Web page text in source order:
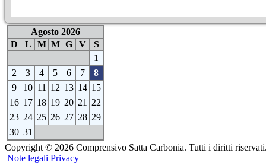
Agosto 2026
D
L M M G V
S
1
2
3 4 5 6 7
8
9
10 11 12 13 14 15
16 17 18 19 20 21
22
23 24 25 26 27 28 29
30 31
Copyright © 2026 Comprensivo Satta Carbonia. Tutti i diritti riservati.
Note legali Privacy